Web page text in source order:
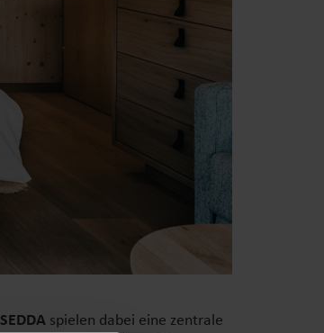
SEDDA spielen dabei eine zentrale